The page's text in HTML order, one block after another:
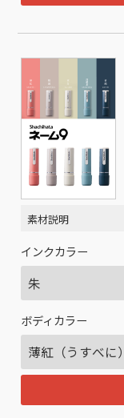
素材説明
インクカラー
ボディカラー